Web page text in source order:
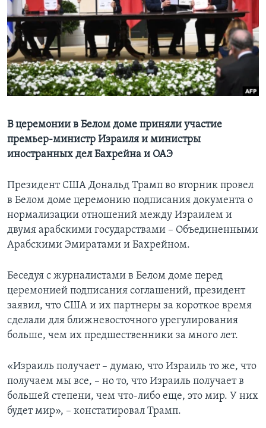
Learning English
СОЦИАЛЬНЫЕ СЕТИ
В церемонии в Белом доме приняли участие
премьер-министр Израиля и министры
иностранных дел Бахрейна и ОАЭ
Президент США Дональд Трамп во вторник провел
в Белом доме церемонию подписания документа о
нормализации отношений между Израилем и
двумя арабскими государствами – Объединенными
Арабскими Эмиратами и Бахрейном.
Беседуя с журналистами в Белом доме перед
церемонией подписания соглашений, президент
заявил, что США и их партнеры за короткое время
сделали для ближневосточного урегулирования
больше, чем их предшественники за много лет.
«Израиль получает – думаю, что Израиль то же, что
получаем мы все, – но то, что Израиль получает в
большей степени, чем что-либо еще, это мир. У них
будет мир», – констатировал Трамп.